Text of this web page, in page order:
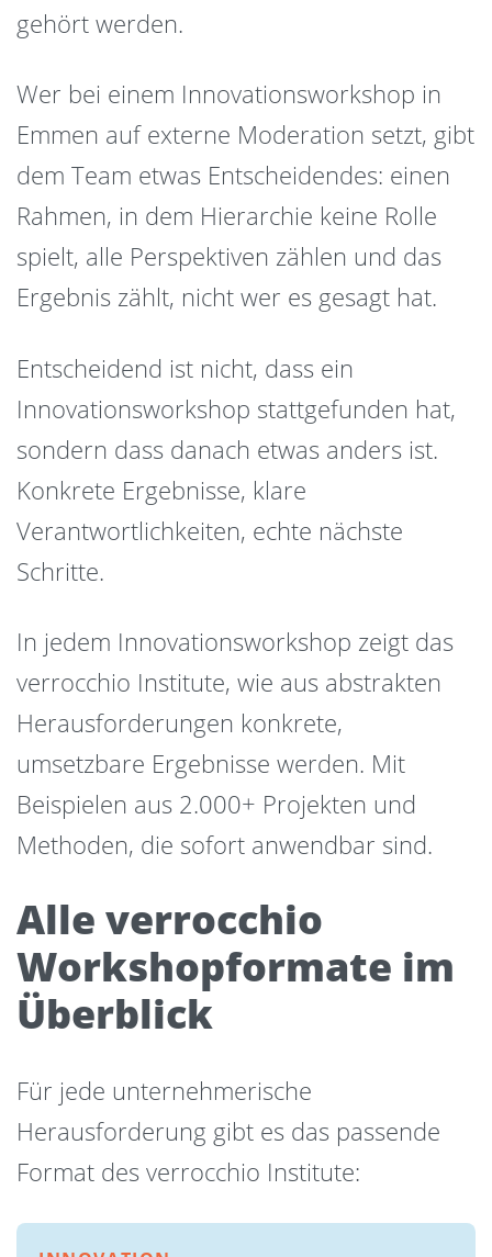
gehört werden.
Wer bei einem Innovationsworkshop in
Emmen auf externe Moderation setzt, gibt
dem Team etwas Entscheidendes: einen
Rahmen, in dem Hierarchie keine Rolle
spielt, alle Perspektiven zählen und das
Ergebnis zählt, nicht wer es gesagt hat.
Entscheidend ist nicht, dass ein
Innovationsworkshop stattgefunden hat,
sondern dass danach etwas anders ist.
Konkrete Ergebnisse, klare
Verantwortlichkeiten, echte nächste
Schritte.
In jedem Innovationsworkshop zeigt das
verrocchio Institute, wie aus abstrakten
Herausforderungen konkrete,
umsetzbare Ergebnisse werden. Mit
Beispielen aus 2.000+ Projekten und
Methoden, die sofort anwendbar sind.
Alle verrocchio
Workshopformate im
Überblick
Für jede unternehmerische
Herausforderung gibt es das passende
Format des verrocchio Institute: